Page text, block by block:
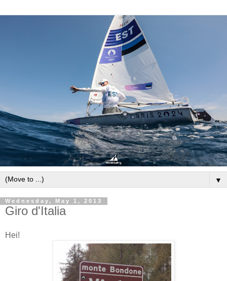
▼
Wednesday, May 1, 2013
Giro d'Italia
Hei!